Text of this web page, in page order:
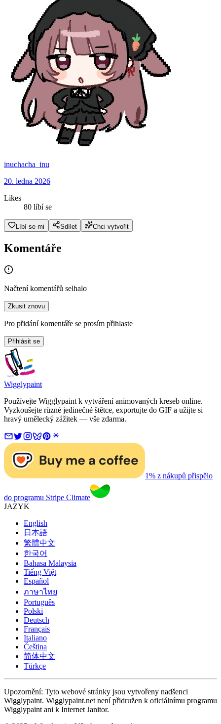
inuchacha_inu
20. ledna 2026
Likes
80 líbí se
Líbí se mi Sdílet Chci vytvořit
Komentáře
Načtení komentářů selhalo
Zkusit znovu
Pro přidání komentáře se prosím přihlaste
Přihlásit se
Wigglypaint
Používejte Wigglypaint k vytváření animovaných kreseb online.
Vyzkoušejte různé jedinečné štětce, exportujte do GIF a užijte si
hravý umělecký zážitek — vše zdarma.
1% z nákupů přispělo
do programu Stripe Climate
JAZYK
English
日本語
繁體中文
한국어
Bahasa Malaysia
Tiếng Việt
Español
ภาษาไทย
Português
Polski
Deutsch
Français
Italiano
Čeština
简体中文
Türkçe
Upozornění: Tyto webové stránky jsou vytvořeny nadšenci
Wigglypaint. Wigglypaint.net není přidružen k oficiálnímu programu
Wigglypaint ani k Internet Janitor.